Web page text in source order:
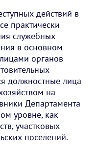
действий в
практически
служебных
в основном
органов
должностные лица
на
Департамента
уровне, как
участковых
поселений.